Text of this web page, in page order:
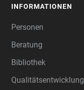
INFORMATIONEN
Personen
Beratung
Bibliothek
Qualitätsentwicklung